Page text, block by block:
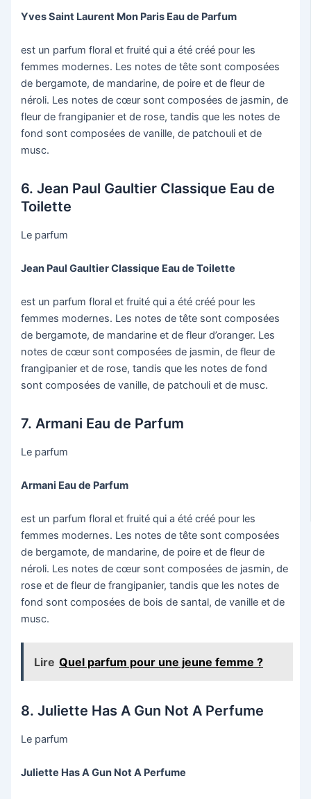
Yves Saint Laurent Mon Paris Eau de Parfum
est un parfum floral et fruité qui a été créé pour les
femmes modernes. Les notes de tête sont composées
de bergamote, de mandarine, de poire et de fleur de
néroli. Les notes de cœur sont composées de jasmin, de
fleur de frangipanier et de rose, tandis que les notes de
fond sont composées de vanille, de patchouli et de
musc.
6. Jean Paul Gaultier Classique Eau de
Toilette
Le parfum
Jean Paul Gaultier Classique Eau de Toilette
est un parfum floral et fruité qui a été créé pour les
femmes modernes. Les notes de tête sont composées
de bergamote, de mandarine et de fleur d’oranger. Les
notes de cœur sont composées de jasmin, de fleur de
frangipanier et de rose, tandis que les notes de fond
sont composées de vanille, de patchouli et de musc.
7. Armani Eau de Parfum
Le parfum
Armani Eau de Parfum
est un parfum floral et fruité qui a été créé pour les
femmes modernes. Les notes de tête sont composées
de bergamote, de mandarine, de poire et de fleur de
néroli. Les notes de cœur sont composées de jasmin, de
rose et de fleur de frangipanier, tandis que les notes de
fond sont composées de bois de santal, de vanille et de
musc.
Lire Quel parfum pour une jeune femme ?
8. Juliette Has A Gun Not A Perfume
Le parfum
Juliette Has A Gun Not A Perfume